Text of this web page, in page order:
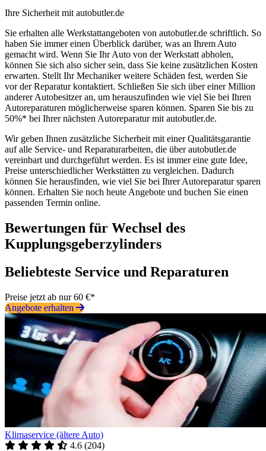
Ihre Sicherheit mit autobutler.de
Sie erhalten alle Werkstattangeboten von autobutler.de schriftlich. So
haben Sie immer einen Überblick darüber, was an Ihrem Auto
gemacht wird. Wenn Sie Ihr Auto von der Werkstatt abholen,
können Sie sich also sicher sein, dass Sie keine zusätzlichen Kosten
erwarten. Stellt Ihr Mechaniker weitere Schäden fest, werden Sie
vor der Reparatur kontaktiert. Schließen Sie sich über einer Million
anderer Autobesitzer an, um herauszufinden wie viel Sie bei Ihren
Autoreparaturen möglicherweise sparen können. Sparen Sie bis zu
50%* bei Ihrer nächsten Autoreparatur mit autobutler.de.
Wir geben Ihnen zusätzliche Sicherheit mit einer Qualitätsgarantie
auf alle Service- und Reparaturarbeiten, die über autobutler.de
vereinbart und durchgeführt werden. Es ist immer eine gute Idee,
Preise unterschiedlicher Werkstätten zu vergleichen. Dadurch
können Sie herausfinden, wie viel Sie bei Ihrer Autoreparatur sparen
können. Erhalten Sie noch heute Angebote und buchen Sie einen
passenden Termin online.
Bewertungen für Wechsel des
Kupplungsgeberzylinders
Beliebteste Service und Reparaturen
Preise jetzt ab nur 60 €*
Angebote erhalten
Klimaservice (ältere Auto)
4.6 (204)